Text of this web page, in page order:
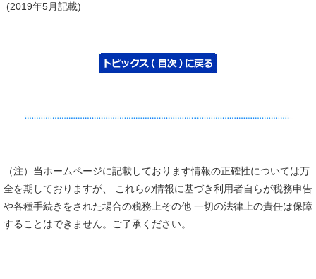
(2019年5月記載)
（注）当ホームページに記載しております情報の正確性については万
全を期しておりますが、 これらの情報に基づき利用者自らが税務申告
や各種手続きをされた場合の税務上その他 一切の法律上の責任は保障
することはできません。ご了承ください。